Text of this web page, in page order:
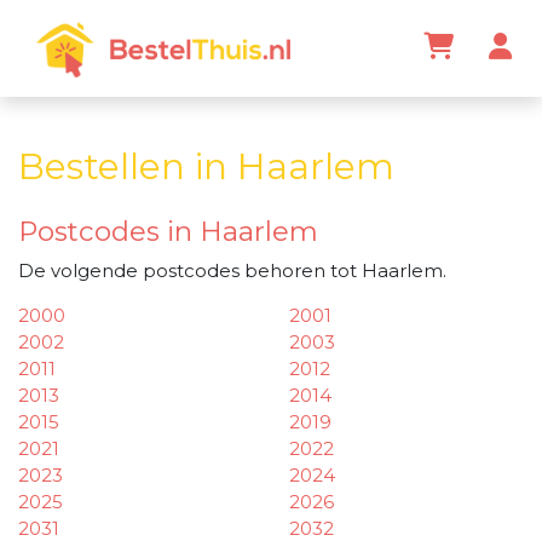
Bestellen in Haarlem
Postcodes in Haarlem
De volgende postcodes behoren tot Haarlem.
2000
2001
2002
2003
2011
2012
2013
2014
2015
2019
2021
2022
2023
2024
2025
2026
2031
2032